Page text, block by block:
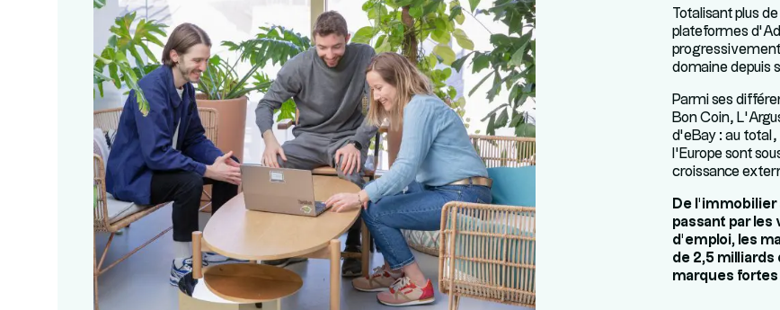
Totalisant plus
plateformes
progressivement
domaine depuis
Parmi ses
Bon Coin,
d’eBay : au
l’Europe sont
croissance
De
passant par les
d’emploi, les
de 2,5
marques